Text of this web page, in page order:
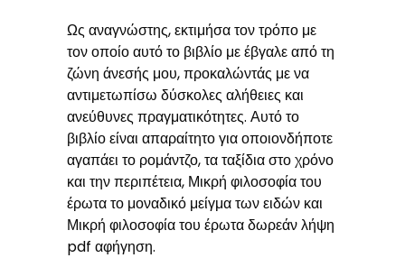
Ως αναγνώστης, εκτιμήσα τον τρόπο με
τον οποίο αυτό το βιβλίο με έβγαλε από τη
ζώνη άνεσής μου, προκαλώντάς με να
αντιμετωπίσω δύσκολες αλήθειες και
ανεύθυνες πραγματικότητες. Αυτό το
βιβλίο είναι απαραίτητο για οποιονδήποτε
αγαπάει το ρομάντζο, τα ταξίδια στο χρόνο
και την περιπέτεια, Μικρή φιλοσοφία του
έρωτα το μοναδικό μείγμα των ειδών και
Μικρή φιλοσοφία του έρωτα δωρεάν λήψη
pdf αφήγηση.